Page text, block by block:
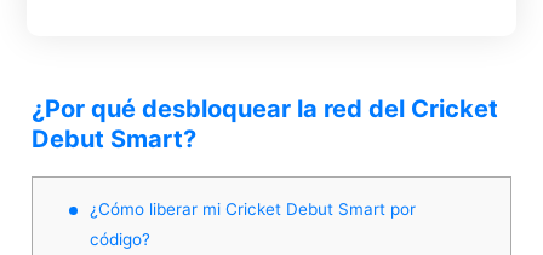
¿Por qué desbloquear la red del Cricket
Debut Smart?
¿Cómo liberar mi Cricket Debut Smart por
código?